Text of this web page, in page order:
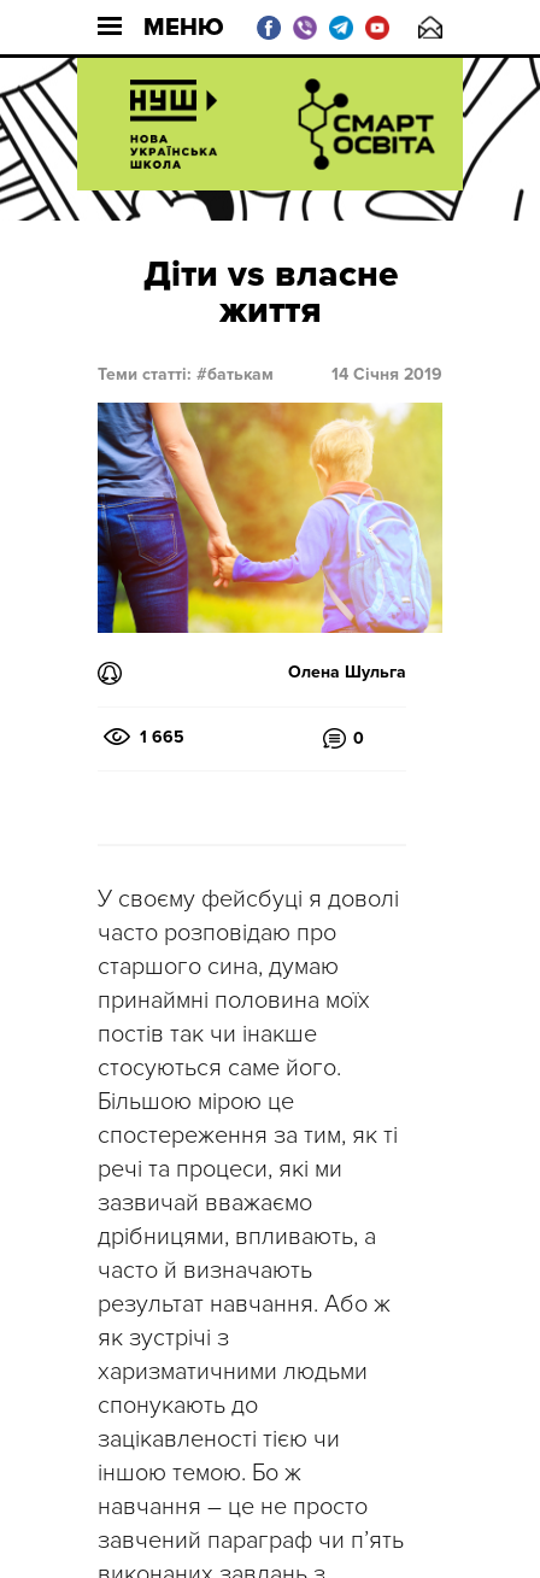
МЕНЮ
Діти vs власне
життя
Теми статті: батькам 14 Січня 2019
Олена Шульга
1 665 0
У своєму фейсбуці я доволі
часто розповідаю про
старшого сина, думаю
принаймні половина моїх
постів так чи інакше
стосуються саме його.
Більшою мірою це
спостереження за тим, як ті
речі та процеси, які ми
зазвичай вважаємо
дрібницями, впливають, а
часто й визначають
результат навчання. Або ж
як зустрічі з
харизматичними людьми
спонукають до
зацікавленості тією чи
іншою темою. Бо ж
навчання – це не просто
завчений параграф чи п’ять